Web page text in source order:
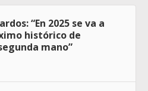
“En 2025 se va a
histórico de
mano”